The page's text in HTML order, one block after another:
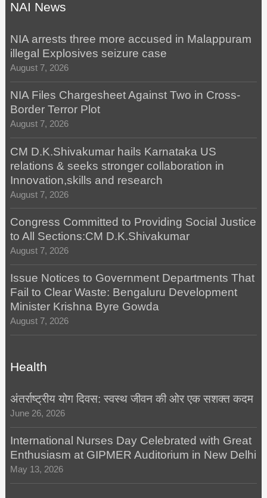
NAI News
NIA arrests three more accused in Malappuram
illegal Explosives seizure case
August 7, 2026
NIA Files Chargesheet Against Two in Cross-
Border Terror Plot
August 7, 2026
CM D.K.Shivakumar hails Karnataka US
relations & seeks stronger collaboration in
Innovation,skills and research
August 7, 2026
Congress Committed to Providing Social Justice
to All Sections:CM D.K.Shivakumar
August 7, 2026
Issue Notices to Government Departments That
Fail to Clear Waste: Bengaluru Development
Minister Krishna Byre Gowda
August 7, 2026
Health
अंतर्राष्ट्रीय योग दिवस: स्वस्थ जीवन की ओर एक सशक्त कदम
June 26, 2026
International Nurses Day Celebrated with Great
Enthusiasm at GIPMER Auditorium in New Delhi
May 13, 2026